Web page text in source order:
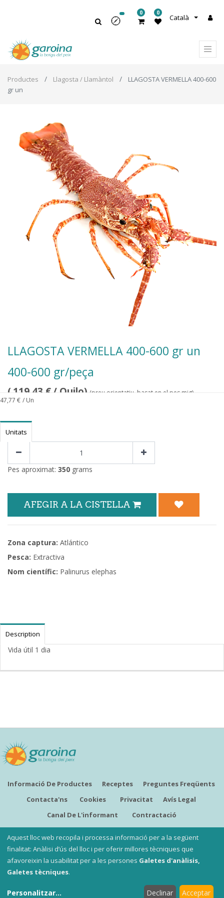
Català
0 0
Productes Llagosta / Llamàntol
LLAGOSTA VERMELLA 400-600
gr un
LLAGOSTA VERMELLA 400-600 gr un
400-600 gr/peça
(119,43 € / Quilo)
47,77 € / Un
(preu orientatiu, basat en el pes mig)
Unitats
Pes aproximat: 350 grams
AFEGIR A LA CISTELLA
Zona captura: Atlántico
Pesca: Extractiva
Nom científic: Palinurus elephas
Description
Vida útil 1 dia
Informació De Productes Receptes
Preguntes Freqüents
Contacta'ns
Cookies Privacitat
Avís Legal
Canal De L'informant
Contractació
Copyright © Garoina, la botiga del peix
Garoina Sant FruitósiGaroina
Aquest lloc web recopila i processa informació per a la següent
finalitat: Anàlisi d’ús del lloc i per oferir millores tècniques que
afavoreixin la usabilitat per a les persones Galetes d'anàlisis,
Galetes tècniques.
Personalitzar... Declinar Acceptar